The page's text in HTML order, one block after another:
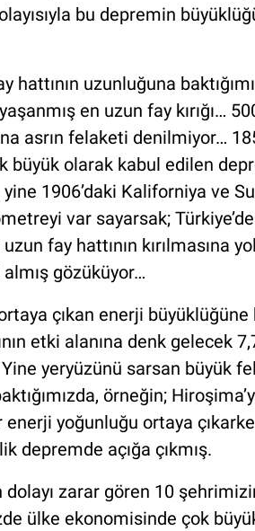
bu depremin
hattının uzunluğuna
en uzun fay kırığı…
asrın felaketi denilmiyor…
büyük olarak kabul edilen
1906’daki Kaliforniya ve
var sayarsak;
fay hattının kırılmasına
gözüküyor…
çıkan enerji büyüklüğüne
etki alanına denk gelecek
Yine yeryüzünü sarsan büyük
örneğin;
yoğunluğu ortaya
depremde açığa çıkmış.
dolayı zarar gören 10
ülke ekonomisinde çok